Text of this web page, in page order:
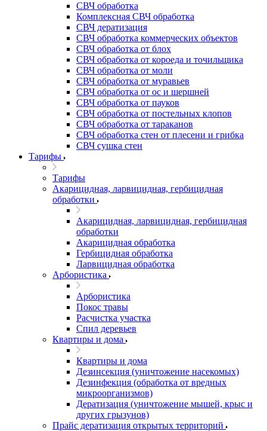
СВЧ обработка
Комплексная СВЧ обработка
СВЧ дератизация
СВЧ обработка коммерческих объектов
СВЧ обработка от блох
СВЧ обработка от короеда и точильщика
СВЧ обработка от моли
СВЧ обработка от муравьев
СВЧ обработка от ос и шершней
СВЧ обработка от пауков
СВЧ обработка от постельных клопов
СВЧ обработка от тараканов
СВЧ обработка стен от плесени и грибка
СВЧ сушка стен
Тарифы
Тарифы
Акарицидная, ларвицидная, гербицидная
обработки
Акарицидная, ларвицидная, гербицидная
обработки
Акарицидная обработка
Гербицидная обработка
Ларвицидная обработка
Арбористика
Арбористика
Покос травы
Расчистка участка
Спил деревьев
Квартиры и дома
Квартиры и дома
Дезинсекция (уничтожение насекомых)
Дезинфекция (обработка от вредных
микроорганизмов)
Дератизация (уничтожение мышей, крыс и
других грызунов)
Прайс дератизация открытых территорий